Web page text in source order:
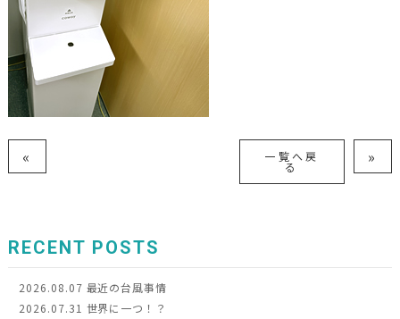
« 一覧へ戻
る »
RECENT POSTS
2026.08.07 最近の台風事情
2026.07.31 世界に一つ！？